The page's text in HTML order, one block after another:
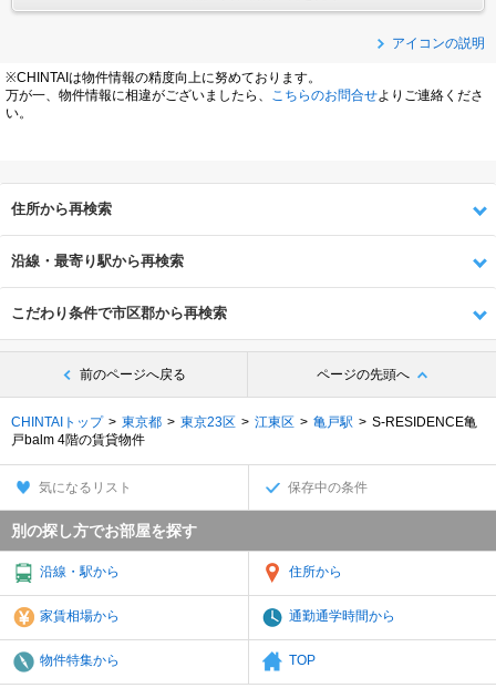
アイコンの説明
※CHINTAIは物件情報の精度向上に努めております。
万が一、物件情報に相違がございましたら、
こちらのお問合せよりご連絡くださ
い。
住所から再検索
沿線・最寄り駅から再検索
こだわり条件で市区郡から再検索
前のページへ戻る ページの先頭へ
CHINTAIトップ 東京都 東京23区 江東区 亀戸駅
S-RESIDENCE亀
戸balm 4階の賃貸物件
気になるリスト 保存中の条件
別の探し方でお部屋を探す
沿線・駅から 住所から
家賃相場から 通勤通学時間から
物件特集から TOP